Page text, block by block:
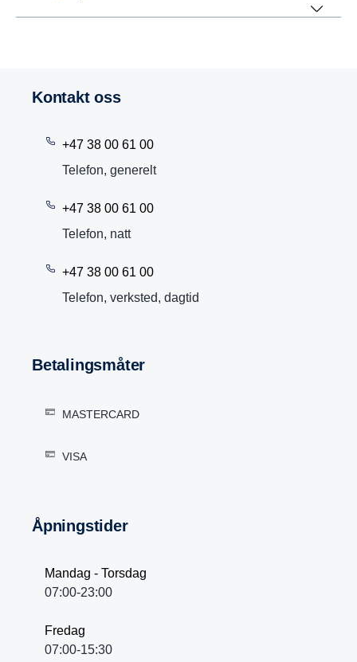
Kontakt oss
+47 38 00 61 00
Telefon, generelt
+47 38 00 61 00
Telefon, natt
+47 38 00 61 00
Telefon, verksted, dagtid
Betalingsmåter
MASTERCARD
VISA
Åpningstider
Mandag - Torsdag
07:00-23:00
Fredag
07:00-15:30